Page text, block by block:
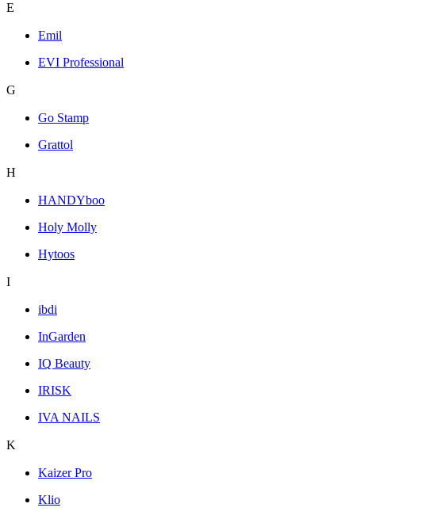
E
Emil
EVI Professional
G
Go Stamp
Grattol
H
HANDYboo
Holy Molly
Hytoos
I
ibdi
InGarden
IQ Beauty
IRISK
IVA NAILS
K
Kaizer Pro
Klio